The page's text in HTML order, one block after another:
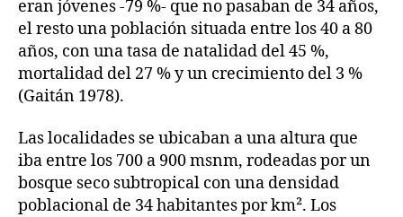
eran jóvenes -79 %- que no pasaban de 34 años,
el resto una población situada entre los 40 a 80
años, con una tasa de natalidad del 45 %,
mortalidad del 27 % y un crecimiento del 3 %
(Gaitán 1978).
Las localidades se ubicaban a una altura que
iba entre los 700 a 900 msnm, rodeadas por un
bosque seco subtropical con una densidad
poblacional de 34 habitantes por km². Los